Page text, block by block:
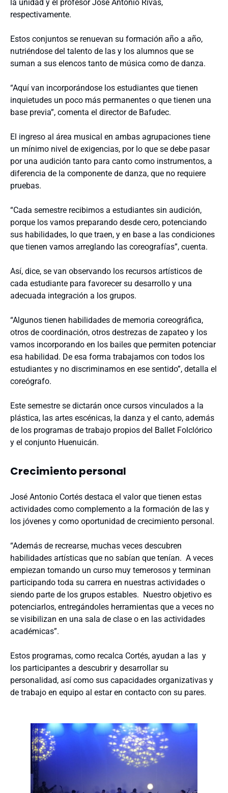
la unidad y el profesor José Antonio Rivas,
respectivamente.
Estos conjuntos se renuevan su formación año a año,
nutriéndose del talento de las y los alumnos que se
suman a sus elencos tanto de música como de danza.
“Aquí van incorporándose los estudiantes que tienen
inquietudes un poco más permanentes o que tienen una
base previa”, comenta el director de Bafudec.
El ingreso al área musical en ambas agrupaciones tiene
un mínimo nivel de exigencias, por lo que se debe pasar
por una audición tanto para canto como instrumentos, a
diferencia de la componente de danza, que no requiere
pruebas.
“Cada semestre recibimos a estudiantes sin audición,
porque los vamos preparando desde cero, potenciando
sus habilidades, lo que traen, y en base a las condiciones
que tienen vamos arreglando las coreografías”, cuenta.
Así, dice, se van observando los recursos artísticos de
cada estudiante para favorecer su desarrollo y una
adecuada integración a los grupos.
“Algunos tienen habilidades de memoria coreográfica,
otros de coordinación, otros destrezas de zapateo y los
vamos incorporando en los bailes que permiten potenciar
esa habilidad. De esa forma trabajamos con todos los
estudiantes y no discriminamos en ese sentido”, detalla el
coreógrafo.
Este semestre se dictarán once cursos vinculados a la
plástica, las artes escénicas, la danza y el canto, además
de los programas de trabajo propios del Ballet Folclórico
y el conjunto Huenuicán.
Crecimiento personal
José Antonio Cortés destaca el valor que tienen estas
actividades como complemento a la formación de las y
los jóvenes y como oportunidad de crecimiento personal.
“Además de recrearse, muchas veces descubren
habilidades artísticas que no sabían que tenían. A veces
empiezan tomando un curso muy temerosos y terminan
participando toda su carrera en nuestras actividades o
siendo parte de los grupos estables. Nuestro objetivo es
potenciarlos, entregándoles herramientas que a veces no
se visibilizan en una sala de clase o en las actividades
académicas”.
Estos programas, como recalca Cortés, ayudan a las y
los participantes a descubrir y desarrollar su
personalidad, así como sus capacidades organizativas y
de trabajo en equipo al estar en contacto con su pares.